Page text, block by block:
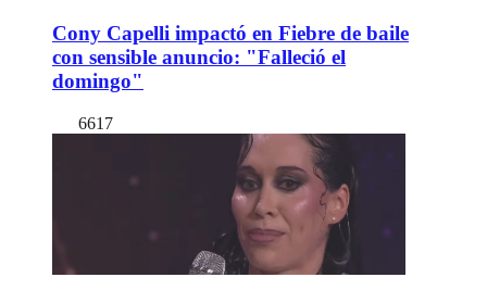
Cony Capelli impactó en Fiebre de baile
con sensible anuncio: "Falleció el
domingo"
6617